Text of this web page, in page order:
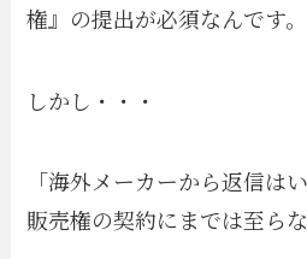
権』の提出が必須なんです。
しかし・・・
「海外メーカーから返信は
販売権の契約にまでは至らな